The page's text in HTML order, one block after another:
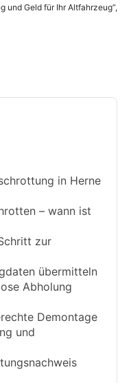
und Geld für Ihr Altfahrzeug“,
in Herne
– wann ist
zur
übermitteln
Abholung
Demontage
und